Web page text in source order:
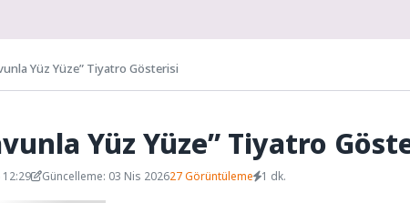
Yüz Yüze” Tiyatro Gösterisi
Yüz Yüze” Tiyatro
12:29 Güncelleme: 03 Nis 202627 Görüntüleme 1 dk.